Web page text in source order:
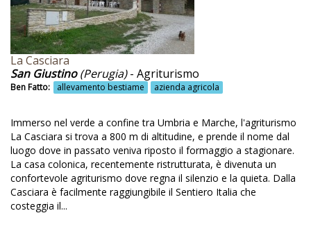
Albergo
Allevamento
Allevamento alpaca
Allevamento animali da cortile
Allevamento bestiame
Allevamento biologico
Allevamento delle api
Alpinismo
La Casciara
San Giustino(Perugia)- Agriturismo
Ben Fatto: allevamento bestiame azienda agricola
Immerso nel verde a confine tra Umbria e Marche, l'agriturismo
La Casciara si trova a 800 m di altitudine, e prende il nome dal
luogo dove in passato veniva riposto il formaggio a stagionare.
La casa colonica, recentemente ristrutturata, è divenuta un
confortevole agriturismo dove regna il silenzio e la quieta. Dalla
Casciara è facilmente raggiungibile il Sentiero Italia che
costeggia il...